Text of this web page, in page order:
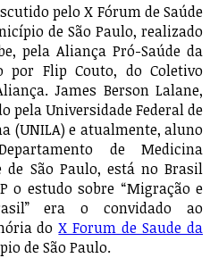
pelo X Fórum de Saúde
de São Paulo, realizado
pela Aliança Pró-Saúde da
por Flip Couto, do Coletivo
James Berson Lalane,
Universidade Federal de
(UNILA) e atualmente, aluno
de Medicina
de São Paulo, está no Brasil
o estudo sobre “Migração e
era o convidado ao
doX Forum de Saude da
de São Paulo.